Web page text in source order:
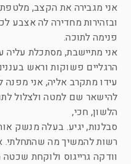
אני מגבירה את הקצב,
ובזהירות מחדירה לה אצבע
פנימה לתוכה.
אני מתיישבת, מסתכלת עליה
הרגליים פשוקות וראש
עידו מתקרב אליה, אני
להישאר שם למטה ולצלול
הלשון, חכי,
סבלנות, יגיע. בעלה מנשק
רשות להמשיך מה שהתחלתי.
וודקה גרייגוס ולוקחת